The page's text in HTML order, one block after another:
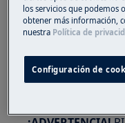
los servicios que podemos
obtener más información,
nuestra Política de
Configuración de